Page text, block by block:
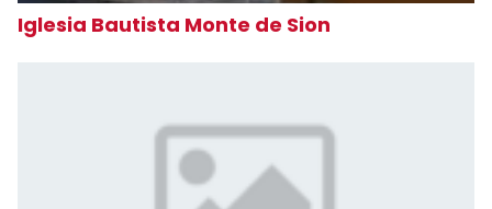
Iglesia Bautista Monte de Sion